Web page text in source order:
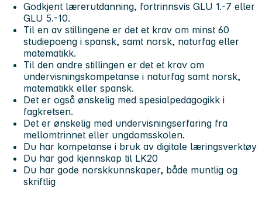
Godkjent lærerutdanning, fortrinnsvis GLU 1.-7 eller
GLU 5.-10.
Til en av stillingene er det et krav om minst 60
studiepoeng i spansk, samt norsk, naturfag eller
matematikk.
Til den andre stillingen er det et krav om
undervisningskompetanse i naturfag samt norsk,
matematikk eller spansk.
Det er også ønskelig med spesialpedagogikk i
fagkretsen.
Det er ønskelig med undervisningserfaring fra
mellomtrinnet eller ungdomsskolen.
Du har kompetanse i bruk av digitale læringsverktøy
Du har god kjennskap til LK20
Du har gode norskkunnskaper, både muntlig og
skriftlig